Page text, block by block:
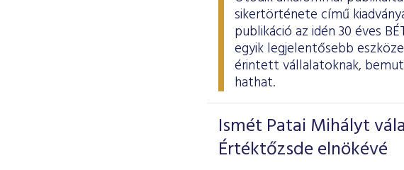
sikertörténete című
publikáció az idén 30 éves
egyik legjelentősebb
érintett vállalatoknak,
hathat.
Ismét Patai Mihályt
Értéktőzsde elnökévé